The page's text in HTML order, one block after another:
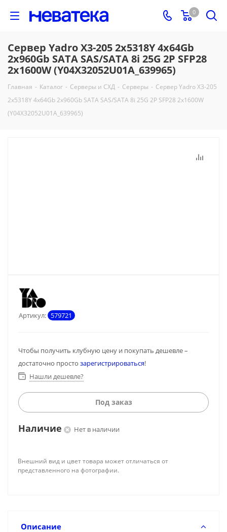
0
Сервер Yadro X3-205 2x5318Y 4x64Gb
2x960Gb SATA SAS/SATA 8i 25G 2P SFP28
2x1600W (Y04X32052U01A_639965)
Главная - Каталог - Серверы и СХД - Серверы - Сервер Yadro X3-205
2x5318Y 4x64Gb 2x960Gb SATA SAS/SATA 8i 25G 2P SFP28 2x1600W
(Y04X32052U01A_639965)
Артикул: 579721
Чтобы получить клубную цену и покупать дешевле –
достаточно просто зарегистрироваться!
Нашли дешевле?
Под заказ
Наличие Нет в наличии
Внешний вид и цвет товара может отличаться от
представленного на фотографии.
Описание